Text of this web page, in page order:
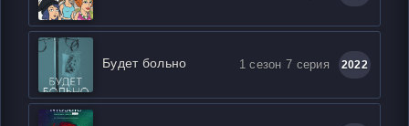
Будет больно 1 сезон 7 серия 2022